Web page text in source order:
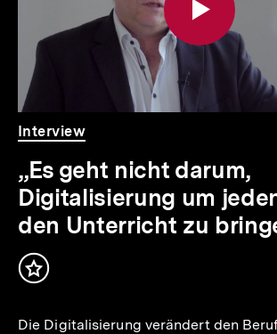
Video
Dauer
8
Min.
Interview
„Es geht nicht darum,
Digitalisierung um
den Unterricht zu
Inhalt
Die Digitalisierung verändert den